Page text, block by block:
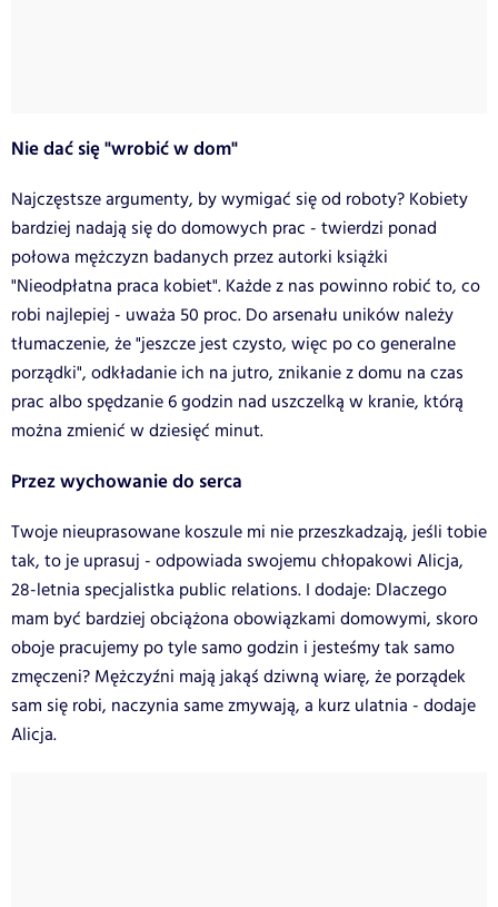
Nie dać się "wrobić w dom"
Najczęstsze argumenty, by wymigać się od roboty? Kobiety
bardziej nadają się do domowych prac - twierdzi ponad
połowa mężczyzn badanych przez autorki książki
"Nieodpłatna praca kobiet". Każde z nas powinno robić to, co
robi najlepiej - uważa 50 proc. Do arsenału uników należy
tłumaczenie, że "jeszcze jest czysto, więc po co generalne
porządki", odkładanie ich na jutro, znikanie z domu na czas
prac albo spędzanie 6 godzin nad uszczelką w kranie, którą
można zmienić w dziesięć minut.
Przez wychowanie do serca
Twoje nieuprasowane koszule mi nie przeszkadzają, jeśli tobie
tak, to je uprasuj - odpowiada swojemu chłopakowi Alicja,
28-letnia specjalistka public relations. I dodaje: Dlaczego
mam być bardziej obciążona obowiązkami domowymi, skoro
oboje pracujemy po tyle samo godzin i jesteśmy tak samo
zmęczeni? Mężczyźni mają jakąś dziwną wiarę, że porządek
sam się robi, naczynia same zmywają, a kurz ulatnia - dodaje
Alicja.